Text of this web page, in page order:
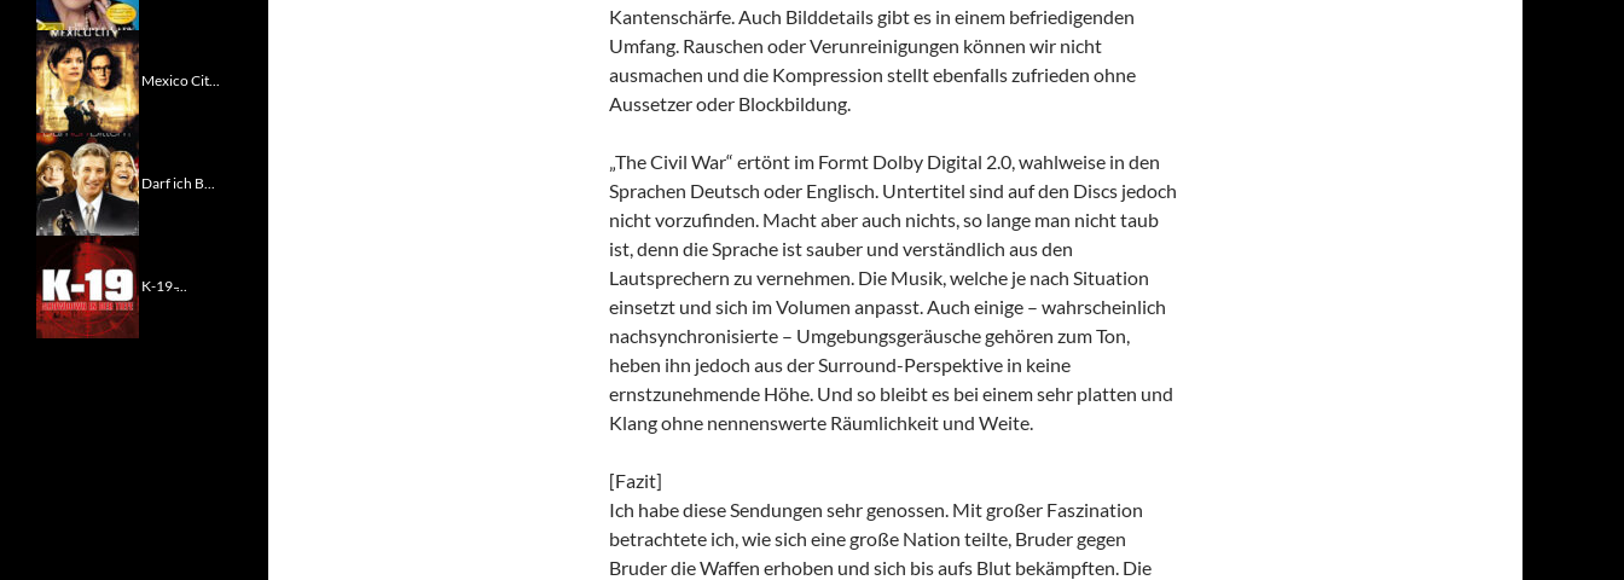
Kantenschärfe. Auch Bilddetails gibt es in einem befriedigenden
Umfang. Rauschen oder Verunreinigungen können wir nicht
ausmachen und die Kompression stellt ebenfalls zufrieden ohne
Aussetzer oder Blockbildung.
„The Civil War“ ertönt im Formt Dolby Digital 2.0, wahlweise in den
Sprachen Deutsch oder Englisch. Untertitel sind auf den Discs jedoch
nicht vorzufinden. Macht aber auch nichts, so lange man nicht taub
ist, denn die Sprache ist sauber und verständlich aus den
Lautsprechern zu vernehmen. Die Musik, welche je nach Situation
einsetzt und sich im Volumen anpasst. Auch einige – wahrscheinlich
nachsynchronisierte – Umgebungsgeräusche gehören zum Ton,
heben ihn jedoch aus der Surround-Perspektive in keine
ernstzunehmende Höhe. Und so bleibt es bei einem sehr platten und
Klang ohne nennenswerte Räumlichkeit und Weite.
[Fazit]
Ich habe diese Sendungen sehr genossen. Mit großer Faszination
betrachtete ich, wie sich eine große Nation teilte, Bruder gegen
Bruder die Waffen erhoben und sich bis aufs Blut bekämpften. Die
Mexico Cit...
Darf ich B...
K-19 ̵...